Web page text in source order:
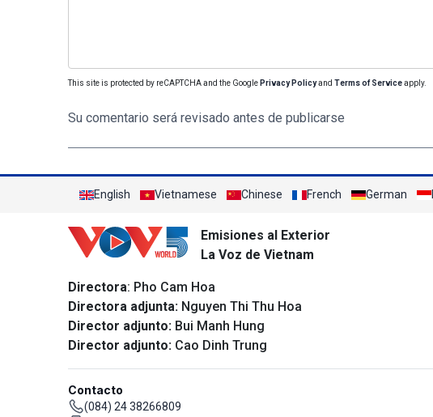
This site is protected by reCAPTCHA and the Google Privacy Policyand Terms of Serviceapply.
Su comentario será revisado antes de publicarse
English Vietnamese Chinese French German
Emisiones al Exterior
La Voz de Vietnam
Directora: Pho Cam Hoa
Directora adjunta: Nguyen Thi Thu Hoa
Director adjunto: Bui Manh Hung
Director adjunto: Cao Dinh Trung
Contacto
(084) 24 38266809